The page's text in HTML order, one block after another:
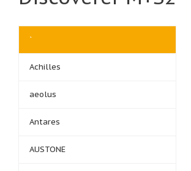
`
Achilles
aeolus
Antares
AUSTONE